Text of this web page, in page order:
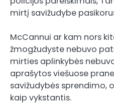
mirtį savižudybe
McCannui ar kam nors
žmogžudyste nebuvo
mirties aplinkybės
aprašytos viešuose
savižudybės sprendimo,
kaip vykstantis.